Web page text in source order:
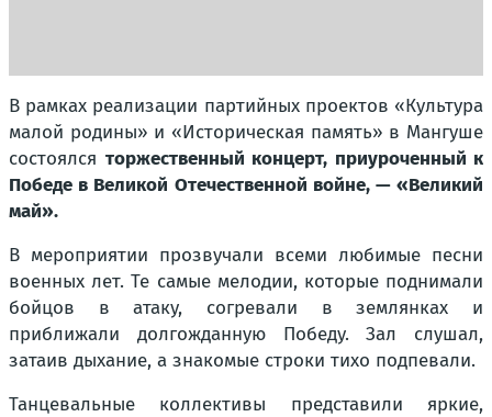
В рамках реализации партийных проектов «Культура
малой родины» и «Историческая память» в Мангуше
состоялся торжественный концерт, приуроченный к
Победе в Великой Отечественной войне, — «Великий
май».
В мероприятии прозвучали всеми любимые песни
военных лет. Те самые мелодии, которые поднимали
бойцов в атаку, согревали в землянках и
приближали долгожданную Победу. Зал слушал,
затаив дыхание, а знакомые строки тихо подпевали.
Танцевальные коллективы представили яркие,